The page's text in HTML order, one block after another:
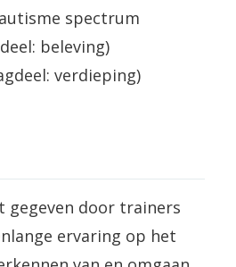
spectrum
beleving)
verdieping)
gegeven door trainers
ervaring op het